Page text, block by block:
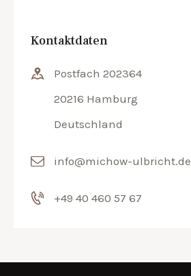
Kontaktdaten
Postfach 202364
20216 Hamburg
Deutschland
info@michow-ulbricht.de
+49 40 460 57 67